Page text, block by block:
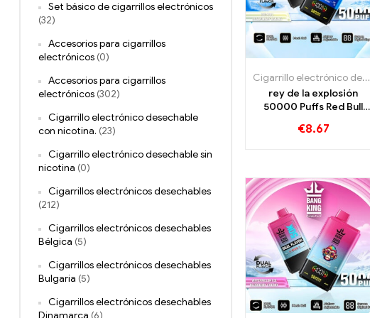
Cigarrillo electrónico desechable con nicotina.
rey de la explosión
50000 Puffs Red Bull
un placer intensivo
€8.67
Set básico de cigarrillos electrónicos
(32)
Accesorios para cigarrillos
electrónicos (0)
Accesorios para cigarrillos
electrónicos (302)
Cigarrillo electrónico desechable
con nicotina. (23)
Cigarrillo electrónico desechable sin
nicotina (0)
Cigarrillos electrónicos desechables
(212)
Cigarrillos electrónicos desechables
Bélgica (5)
Cigarrillos electrónicos desechables
Bulgaria (5)
Cigarrillos electrónicos desechables